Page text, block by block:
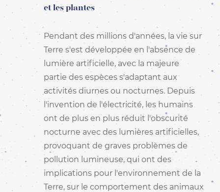
DEUTSCH
ES - ESPAGNOL -
ESPAÑOL
FR - FRANÇAIS
HI - HINDI - हिंदी
IT - ITALIEN -
ITALIANO
PT-PT - PORTUGAIS PT
- PORTUGUÊS PT
RO - ROUMAIN -
ROMÂNĂ
ZH-HANS - CHINOIS
SIMPLIFIÉ - 简体中文
ZH-HANT - CHINOIS
TRADITIONNEL - 繁體中
文
et les plantes
Pendant des millions d'années, la vie sur
Terre s'est développée en l'absence de
lumière artificielle, avec la majeure
partie des espèces s'adaptant aux
activités diurnes ou nocturnes. Depuis
l'invention de l'électricité, les humains
ont de plus en plus réduit l'obscurité
nocturne avec des lumières artificielles,
provoquant de graves problèmes de
pollution lumineuse, qui ont des
implications pour l'environnement de la
Terre, sur le comportement des animaux